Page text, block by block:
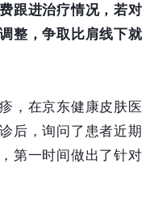
跟进治疗情况，若对
整，争取比肩线下就
，在京东健康皮肤医
后，询问了患者近期
第一时间做出了针对